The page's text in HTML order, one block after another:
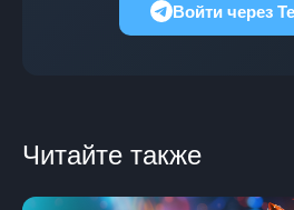
Войти через
Читайте также